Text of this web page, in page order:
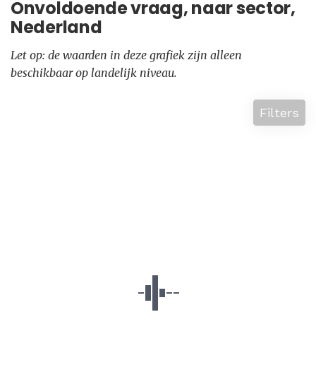
Onvoldoende vraag, naar sector,
Nederland
Let op: de waarden in deze grafiek zijn alleen
beschikbaar op landelijk niveau.
Filters